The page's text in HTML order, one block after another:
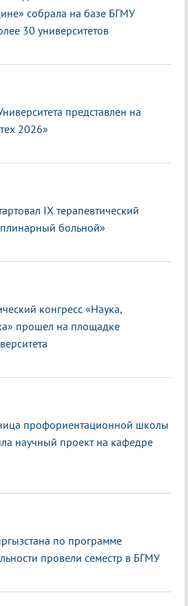
собрала на базе БГМУ
30 университетов
представлен на
2026»
IX терапевтический
больной»
конгресс «Наука,
прошел на площадке
профориентационной школы
научный проект на кафедре
по программе
провели семестр в БГМУ